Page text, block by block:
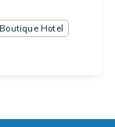
Boutique Hotel